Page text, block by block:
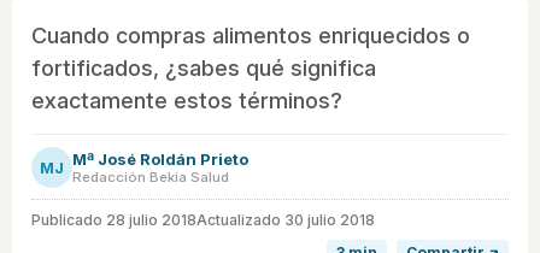
Cuando compras alimentos enriquecidos o
fortificados, ¿sabes qué significa
exactamente estos términos?
MJ Mª José Roldán Prieto
Redacción Bekia Salud
Publicado 28 julio 2018Actualizado 30 julio 2018